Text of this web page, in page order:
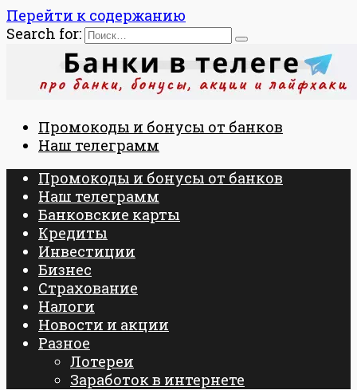
Перейти к содержанию
Search for:
Промокоды и бонусы от банков
Наш телеграмм
Промокоды и бонусы от банков
Наш телеграмм
Банковские карты
Кредиты
Инвестиции
Бизнес
Страхование
Налоги
Новости и акции
Разное
Лотереи
Заработок в интернете